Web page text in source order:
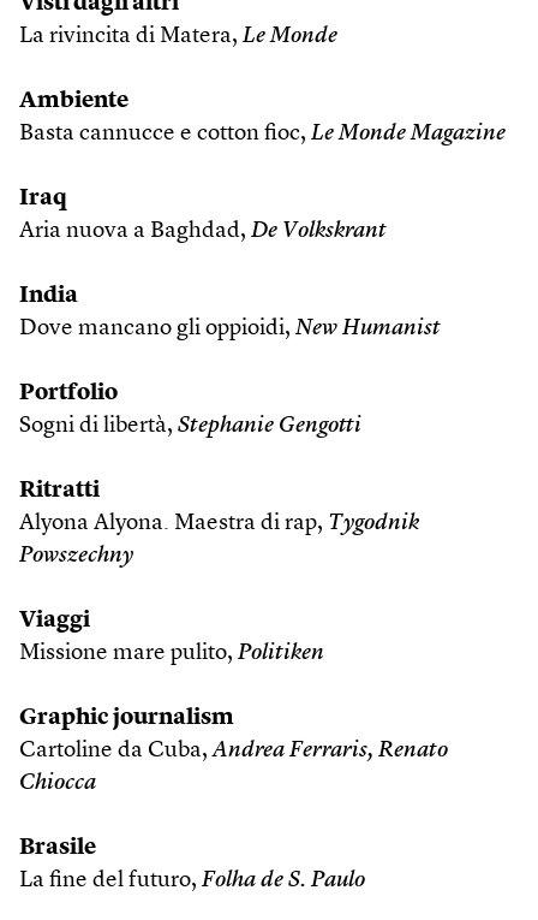
La rivincita di Matera, Le Monde
Ambiente
Basta cannucce e cotton fioc, Le Monde Magazine
Iraq
Aria nuova a Baghdad, De Volkskrant
India
Dove mancano gli oppioidi, New Humanist
Portfolio
Sogni di libertà, Stephanie Gengotti
Ritratti
Alyona Alyona. Maestra di rap, Tygodnik
Powszechny
Viaggi
Missione mare pulito, Politiken
Graphic journalism
Cartoline da Cuba,Andrea Ferraris, Renato
Chiocca
Brasile
La fine del futuro, Folha de S. Paulo